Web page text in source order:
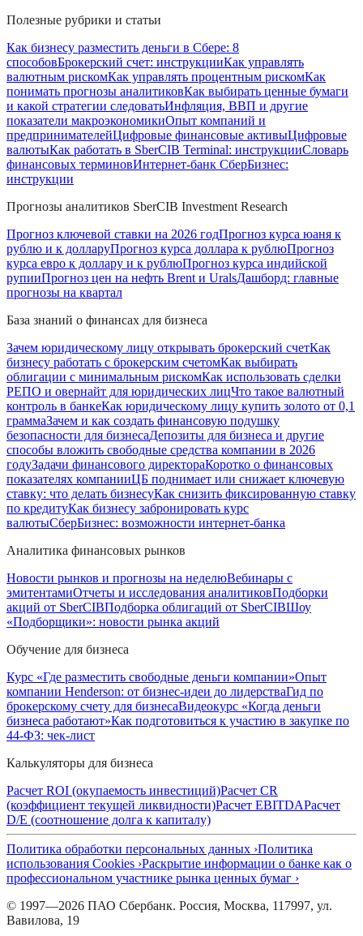
Полезные рубрики и статьи
Как бизнесу разместить деньги в Сбере: 8
способовБрокерский счет: инструкцииКак управлять
валютным рискомКак управлять процентным рискомКак
понимать прогнозы аналитиковКак выбирать ценные бумаги
и какой стратегии следоватьИнфляция, ВВП и другие
показатели макроэкономикиОпыт компаний и
предпринимателейЦифровые финансовые активыЦифровые
валютыКак работать в SberCIB Terminal: инструкцииСловарь
финансовых терминовИнтернет-банк СберБизнес:
инструкции
Прогнозы аналитиков SberCIB Investment Research
Прогноз ключевой ставки на 2026 годПрогноз курса юаня к
рублю и к долларуПрогноз курса доллара к рублюПрогноз
курса евро к доллару и к рублюПрогноз курса индийской
рупииПрогноз цен на нефть Brent и UralsДашборд: главные
прогнозы на квартал
База знаний о финансах для бизнеса
Зачем юридическому лицу открывать брокерский счетКак
бизнесу работать с брокерским счетомКак выбирать
облигации с минимальным рискомКак использовать сделки
РЕПО и овернайт для юридических лицЧто такое валютный
контроль в банкеКак юридическому лицу купить золото от 0,1
граммаЗачем и как создать финансовую подушку
безопасности для бизнесаДепозиты для бизнеса и другие
способы вложить свободные средства компании в 2026
годуЗадачи финансового директораКоротко о финансовых
показателях компанииЦБ поднимает или снижает ключевую
ставку: что делать бизнесуКак снизить фиксированную ставку
по кредитуКак бизнесу забронировать курс
валютыСберБизнес: возможности интернет-банка
Аналитика финансовых рынков
Новости рынков и прогнозы на неделюВебинары с
эмитентамиОтчеты и исследования аналитиковПодборки
акций от SberCIBПодборка облигаций от SberCIBШоу
«Подборщики»: новости рынка акций
Обучение для бизнеса
Курс «Где разместить свободные деньги компании»Опыт
компании Henderson: от бизнес-идеи до лидерстваГид по
брокерскому счету для бизнесаВидеокурс «Когда деньги
бизнеса работают»Как подготовиться к участию в закупке по
44-ФЗ: чек-лист
Калькуляторы для бизнеса
Расчет ROI (окупаемость инвестиций)Расчет CR
(коэффициент текущей ликвидности)Расчет EBITDAРасчет
D/E (соотношение долга к капиталу)
Политика обработки персональных данных ›Политика
использования Cookies ›Раскрытие информации о банке как о
профессиональном участнике рынка ценных бумаг ›
© 1997—2026 ПАО Сбербанк. Россия, Москва, 117997, ул.
Вавилова, 19